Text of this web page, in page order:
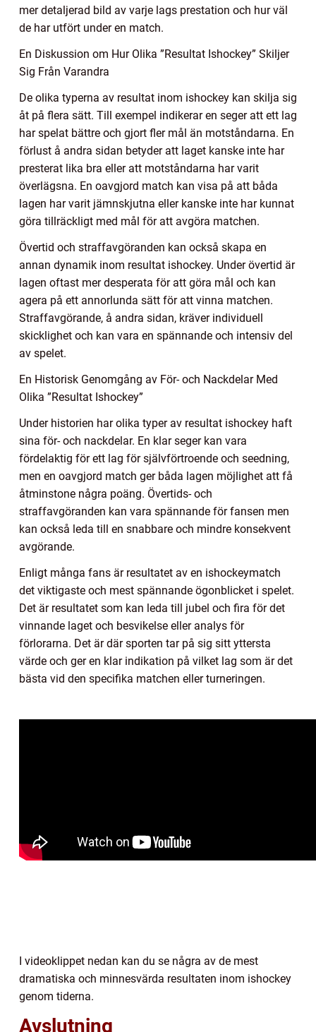
mer detaljerad bild av varje lags prestation och hur väl
de har utfört under en match.
En Diskussion om Hur Olika ”Resultat Ishockey” Skiljer
Sig Från Varandra
De olika typerna av resultat inom ishockey kan skilja sig
åt på flera sätt. Till exempel indikerar en seger att ett lag
har spelat bättre och gjort fler mål än motståndarna. En
förlust å andra sidan betyder att laget kanske inte har
presterat lika bra eller att motståndarna har varit
överlägsna. En oavgjord match kan visa på att båda
lagen har varit jämnskjutna eller kanske inte har kunnat
göra tillräckligt med mål för att avgöra matchen.
Övertid och straffavgöranden kan också skapa en
annan dynamik inom resultat ishockey. Under övertid är
lagen oftast mer desperata för att göra mål och kan
agera på ett annorlunda sätt för att vinna matchen.
Straffavgörande, å andra sidan, kräver individuell
skicklighet och kan vara en spännande och intensiv del
av spelet.
En Historisk Genomgång av För- och Nackdelar Med
Olika ”Resultat Ishockey”
Under historien har olika typer av resultat ishockey haft
sina för- och nackdelar. En klar seger kan vara
fördelaktig för ett lag för självförtroende och seedning,
men en oavgjord match ger båda lagen möjlighet att få
åtminstone några poäng. Övertids- och
straffavgöranden kan vara spännande för fansen men
kan också leda till en snabbare och mindre konsekvent
avgörande.
Enligt många fans är resultatet av en ishockeymatch
det viktigaste och mest spännande ögonblicket i spelet.
Det är resultatet som kan leda till jubel och fira för det
vinnande laget och besvikelse eller analys för
förlorarna. Det är där sporten tar på sig sitt yttersta
värde och ger en klar indikation på vilket lag som är det
bästa vid den specifika matchen eller turneringen.
I videoklippet nedan kan du se några av de mest
dramatiska och minnesvärda resultaten inom ishockey
genom tiderna.
Avslutning